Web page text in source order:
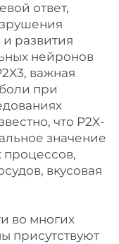
ответ,
развития
нейронов
важная
при
что P2X-
значение
процессов,
вкусовая
во многих
присутствуют